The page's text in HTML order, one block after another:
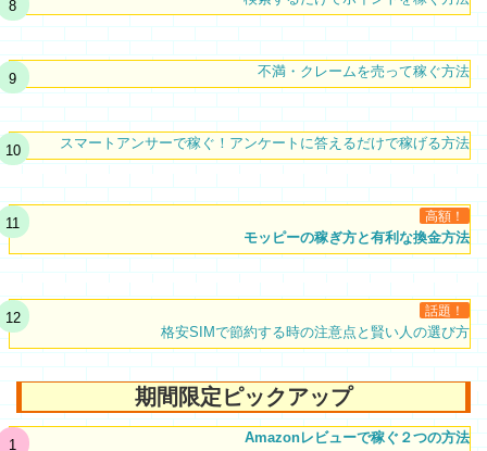
不満・クレームを売って稼ぐ方法
スマートアンサーで稼ぐ！アンケートに答えるだけで稼げる方法
高額！
モッピーの稼ぎ方と有利な換金方法
話題！
格安SIMで節約する時の注意点と賢い人の選び方
期間限定ピックアップ
Amazonレビューで稼ぐ２つの方法